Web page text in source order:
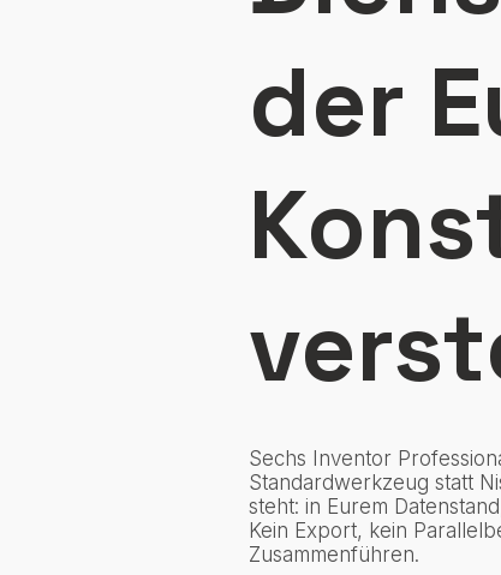
der
Sechs Inventor
Standardwerkzeug statt
steht: in Eurem
Kein Export, kein
Zusammenführen.